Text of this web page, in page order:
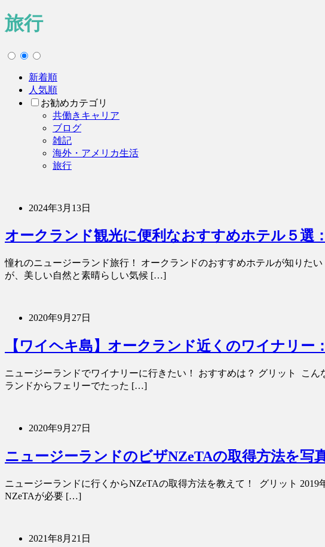
旅行
新着順
人気順
お勧めカテゴリ
共働きキャリア
ブログ
雑記
海外・アメリカ生活
旅行
2024年3月13日
オークランド観光に便利なおすすめホテル５選
憧れのニュージーランド旅行！ オークランドのおすすめホテルが知りた
が、美しい自然と素晴らしい気候 […]
2020年9月27日
【ワイヘキ島】オークランド近くのワイナリー
ニュージーランドでワイナリーに行きたい！ おすすめは？ グリット こ
ランドからフェリーでたった […]
2020年9月27日
ニュージーランドのビザNZeTAの取得方法を写
ニュージーランドに行くからNZeTAの取得方法を教えて！ グリット
NZeTAが必要 […]
2021年8月21日